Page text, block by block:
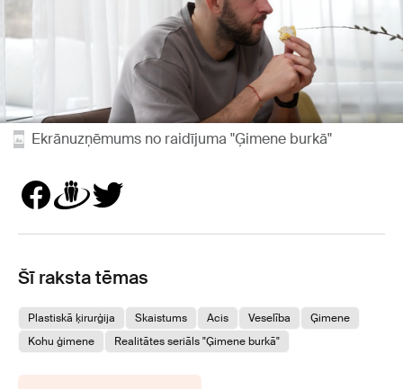
Ekrānuzņēmums no raidījuma "Ģimene burkā"
Šī raksta tēmas
Plastiskā ķirurģija Skaistums Acis Veselība
Ģimene
Kohu ģimene
Realitātes seriāls "Ģimene burkā"